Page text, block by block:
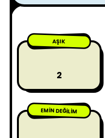
AŞIK
2
EMIN DEĞILIM